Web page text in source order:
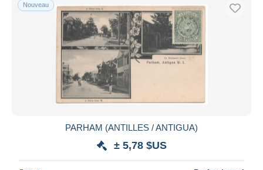
Nouveau
PARHAM (ANTILLES / ANTIGUA)
± 5,78 $US